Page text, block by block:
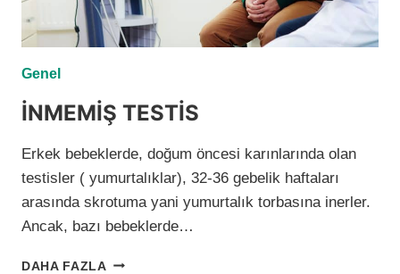
Genel
İNMEMİŞ TESTİS
Erkek bebeklerde, doğum öncesi karınlarında olan
testisler ( yumurtalıklar), 32-36 gebelik haftaları
arasında skrotuma yani yumurtalık torbasına inerler.
Ancak, bazı bebeklerde…
DAHA FAZLA İNMEMİŞ